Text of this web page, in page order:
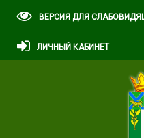
ВЕРСИЯ ДЛЯ
ЛИЧНЫЙ КАБИНЕТ